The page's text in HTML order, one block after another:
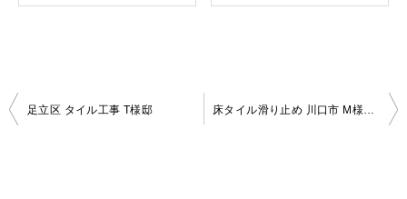
投
足立区 タイル工事 T様邸 床タイル滑り止め 川口市 M様邸ビル